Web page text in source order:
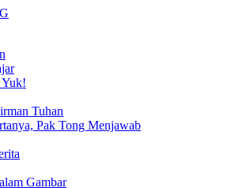
Tuhan
Pak Tong Menjawab
Gambar